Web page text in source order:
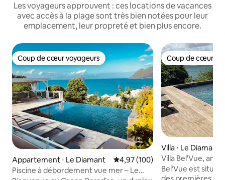
Les voyageurs approuvent : ces locations de vacances
avec accès à la plage sont très bien notées pour leur
emplacement, leur propreté et bien plus encore.
Coup de cœur voyageurs
Coup de cœur voyageurs
Appartement ⋅ Le Diamant Évaluation moyenne sur la
4,97 (100)
Piscine à débordement vue mer – Le
Coup de cœur
Coup de cœur
Villa ⋅ Le Diamant
Villa Bel'Vue,
chic.
Bel’Vue est